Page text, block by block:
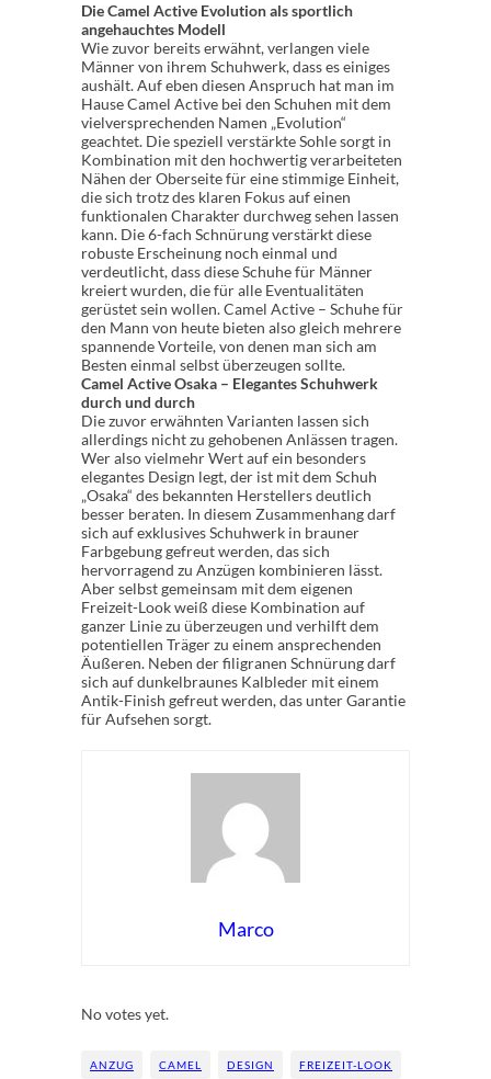
Die Camel Active Evolution als sportlich
angehauchtes Modell
Wie zuvor bereits erwähnt, verlangen viele
Männer von ihrem Schuhwerk, dass es einiges
aushält. Auf eben diesen Anspruch hat man im
Hause Camel Active bei den Schuhen mit dem
vielversprechenden Namen „Evolution“
geachtet. Die speziell verstärkte Sohle sorgt in
Kombination mit den hochwertig verarbeiteten
Nähen der Oberseite für eine stimmige Einheit,
die sich trotz des klaren Fokus auf einen
funktionalen Charakter durchweg sehen lassen
kann. Die 6-fach Schnürung verstärkt diese
robuste Erscheinung noch einmal und
verdeutlicht, dass diese Schuhe für Männer
kreiert wurden, die für alle Eventualitäten
gerüstet sein wollen. Camel Active – Schuhe für
den Mann von heute bieten also gleich mehrere
spannende Vorteile, von denen man sich am
Besten einmal selbst überzeugen sollte.
Camel Active Osaka – Elegantes Schuhwerk
durch und durch
Die zuvor erwähnten Varianten lassen sich
allerdings nicht zu gehobenen Anlässen tragen.
Wer also vielmehr Wert auf ein besonders
elegantes Design legt, der ist mit dem Schuh
„Osaka“ des bekannten Herstellers deutlich
besser beraten. In diesem Zusammenhang darf
sich auf exklusives Schuhwerk in brauner
Farbgebung gefreut werden, das sich
hervorragend zu Anzügen kombinieren lässt.
Aber selbst gemeinsam mit dem eigenen
Freizeit-Look weiß diese Kombination auf
ganzer Linie zu überzeugen und verhilft dem
potentiellen Träger zu einem ansprechenden
Äußeren. Neben der filigranen Schnürung darf
sich auf dunkelbraunes Kalbleder mit einem
Antik-Finish gefreut werden, das unter Garantie
für Aufsehen sorgt.
Marco
No votes yet.
ANZUG CAMEL DESIGN FREIZEIT-LOOK